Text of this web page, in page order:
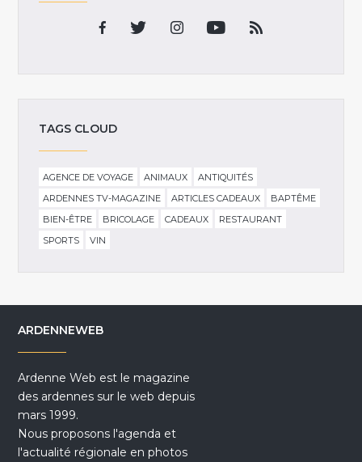
TAGS CLOUD
AGENCE DE VOYAGE ANIMAUX
ANTIQUITÉS
ARDENNES TV-MAGAZINE
ARTICLES CADEAUX
BAPTÊME
BIEN-ÊTRE
BRICOLAGE CADEAUX
RESTAURANT
SPORTS
VIN
ARDENNEWEB
Ardenne Web est le magazine
des ardennes sur le web depuis
mars 1999.
Nous proposons l'agenda et
l'actualité régionale en photos